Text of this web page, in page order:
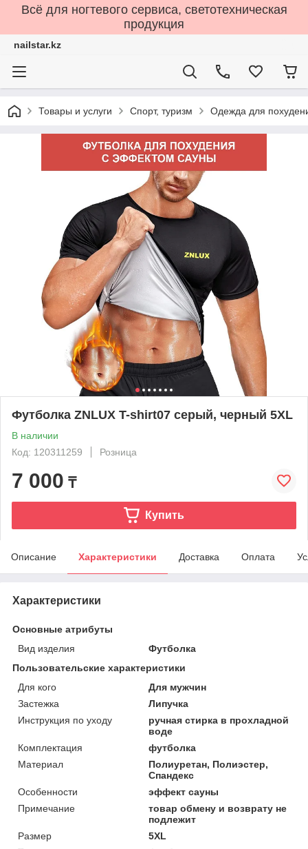
Всё для ногтевого сервиса, светотехническая
продукция
nailstar.kz
Товары и услуги Спорт, туризм Одежда для
Футболка ZNLUX T-shirt07 серый, черный 5XL
В наличии
Код: 120311259
Розница
7 000 ₸
Купить
Описание Характеристики Доставка Оплата
Характеристики
Основные атрибуты
Вид изделия
Футболка
Пользовательские характеристики
Для кого
Для мужчин
Застежка
Липучка
Инструкция по уходу
ручная стирка в прохладной
воде
Комплектация
футболка
Материал
Полиуретан, Полиэстер,
Спандекс
Особенности
эффект сауны
Примечание
товар обмену и возврату не
подлежит
Размер
5XL